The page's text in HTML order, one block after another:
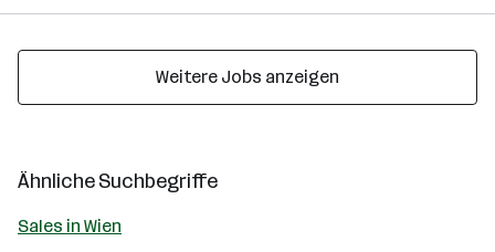
Weitere Jobs anzeigen
Ähnliche Suchbegriffe
Sales in Wien